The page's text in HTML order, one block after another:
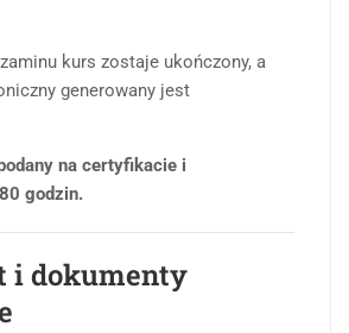
kurs zostaje ukończony, a
generowany jest
na certyfikacie i
godzin.
i dokumenty